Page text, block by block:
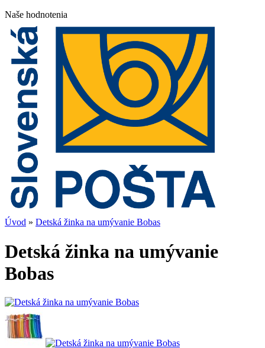
Naše hodnotenia
Úvod » Detská žinka na umývanie Bobas
Detská žinka na umývanie
Bobas